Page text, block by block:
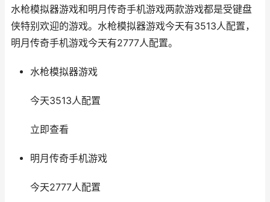
水枪模拟器游戏和明月传奇手机游戏两款游戏都是受键盘
侠特别欢迎的游戏。水枪模拟器游戏今天有3513人配置，
明月传奇手机游戏今天有2777人配置。
水枪模拟器游戏
今天3513人配置
立即查看
明月传奇手机游戏
今天2777人配置